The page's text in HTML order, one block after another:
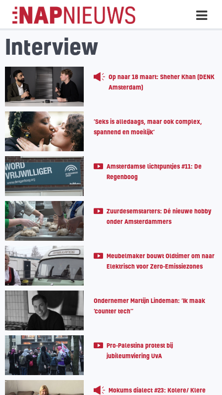
Skip
naar
inhoud
Interview
Op naar 18 maart: Sheher Khan (DENK
Amsterdam)
‘Seks is alledaags, maar ook complex,
spannend en moeilijk’
Amsterdamse lichtpuntjes #11: De
Regenboog
Zuurdesemstarters: Dé nieuwe hobby
onder Amsterdammers
Meubelmaker bouwt Oldtimer om naar
Elektrisch voor Zero-Emissiezones
Ondernemer Martijn Lindeman: ‘Ik maak
‘counter tech’’
Pro-Palestina protest bij
jubileumviering UvA
Mokums dialect #23: Kolere/ Klere